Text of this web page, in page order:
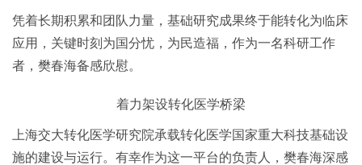
凭着长期积累和团队力量，基础研究成果终于能转化为临床
应用，关键时刻为国分忧，为民造福，作为一名科研工作
者，樊春海备感欣慰。
着力架设转化医学桥梁
上海交大转化医学研究院承载转化医学国家重大科技基础设
施的建设与运行。有幸作为这一平台的负责人，樊春海深感